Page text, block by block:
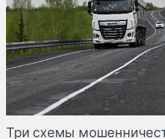
Три схемы